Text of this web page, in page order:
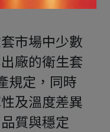
市場中少數
廠的衛生套
規定，同時
及溫度差異
質與穩定